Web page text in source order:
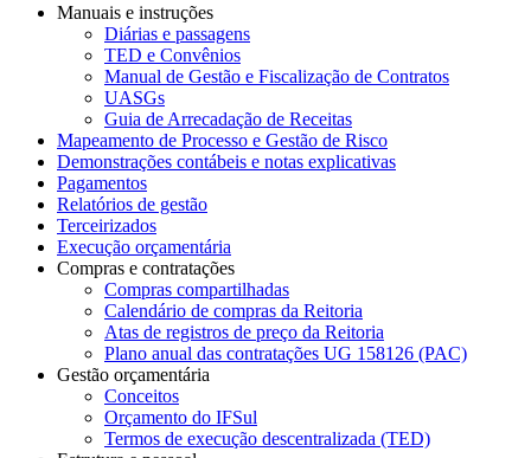
Manuais e instruções
Diárias e passagens
TED e Convênios
Manual de Gestão e Fiscalização de Contratos
UASGs
Guia de Arrecadação de Receitas
Mapeamento de Processo e Gestão de Risco
Demonstrações contábeis e notas explicativas
Pagamentos
Relatórios de gestão
Terceirizados
Execução orçamentária
Compras e contratações
Compras compartilhadas
Calendário de compras da Reitoria
Atas de registros de preço da Reitoria
Plano anual das contratações UG 158126 (PAC)
Gestão orçamentária
Conceitos
Orçamento do IFSul
Termos de execução descentralizada (TED)